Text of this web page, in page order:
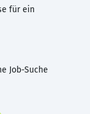
für ein
Job-Suche